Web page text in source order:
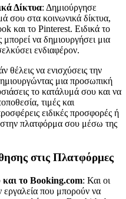
Δίκτυα: Δημιούργησε
σου στα κοινωνικά δίκτυα,
και το Pinterest. Ειδικά το
να δημιουργήσει μια
ενδιαφέρον.
θέλεις να ενισχύσεις την
μια προσωπική
το κατάλυμά σου και να
τιμές και
ειδικές προσφορές ή
στην πλατφόρμα σου μέσω της
στις Πλατφόρμες
το Booking.com: Και οι
που μπορούν να